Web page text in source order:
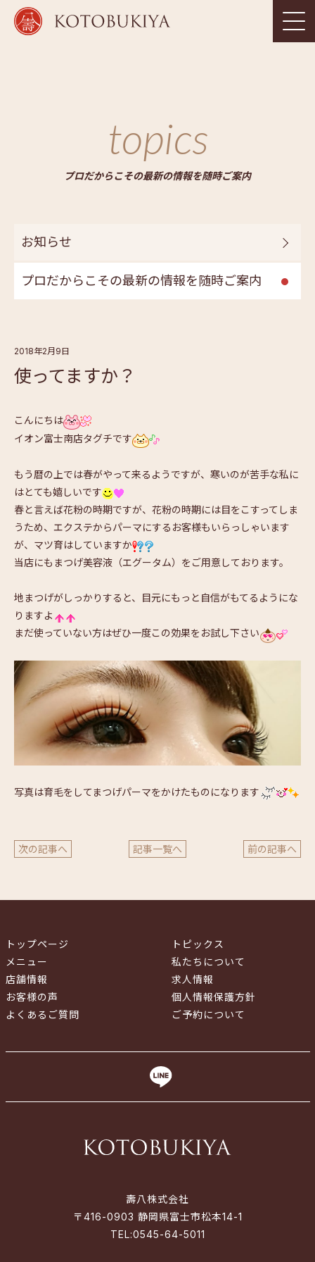
topics
プロだからこその最新の情報を随時ご案内
お知らせ
プロだからこその最新の情報を随時ご案内
2018年2月9日
使ってますか？
こんにちは
イオン富士南店タグチです
もう暦の上では春がやって来るようですが、寒いのが苦手な私に
はとても嬉しいです
春と言えば花粉の時期ですが、花粉の時期には目をこすってしま
うため、エクステからパーマにするお客様もいらっしゃいます
が、マツ育はしていますか
当店にもまつげ美容液（エグータム）をご用意しております。
地まつげがしっかりすると、目元にもっと自信がもてるようにな
りますよ
まだ使っていない方はぜひ一度この効果をお試し下さい
写真は育毛をしてまつげパーマをかけたものになります
次の記事へ 記事一覧へ 前の記事へ
トップページ
メニュー
店舗情報
お客様の声
よくあるご質問
トピックス
私たちについて
求人情報
個人情報保護方針
ご予約について
壽八株式会社
〒416-0903 静岡県富士市松本14-1
TEL:0545-64-5011